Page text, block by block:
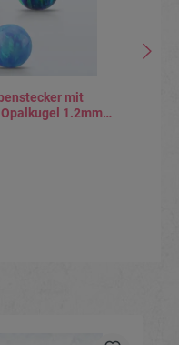
mit
1.2mm